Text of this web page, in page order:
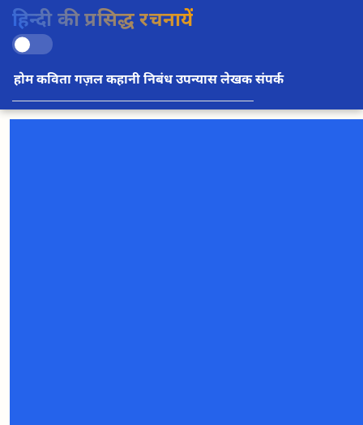
हिन्दी की प्रसिद्ध रचनायें
होमकवितागज़लकहानीनिबंधउपन्यासलेखकसंपर्क